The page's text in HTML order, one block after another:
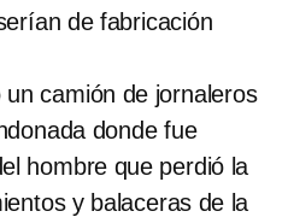
de fabricación
camión de jornaleros
donde fue
hombre que perdió la
y balaceras de la